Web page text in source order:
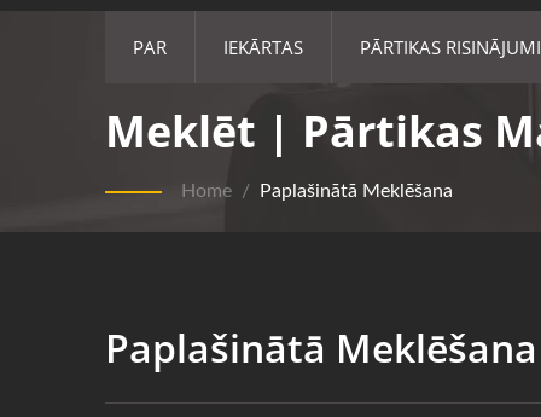
PAR IEKĀRTAS PĀRTIKAS RISINĀJUMI
Meklēt | Pārtikas
Home / Paplašinātā Meklēšana
Paplašinātā Meklēšana